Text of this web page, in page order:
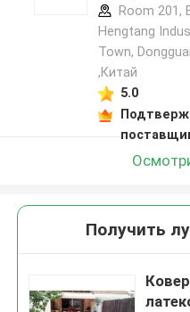
Room 201,
Hengtang
Town,
,Китай
5.0
Получить